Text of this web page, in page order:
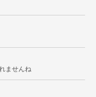
ませんね